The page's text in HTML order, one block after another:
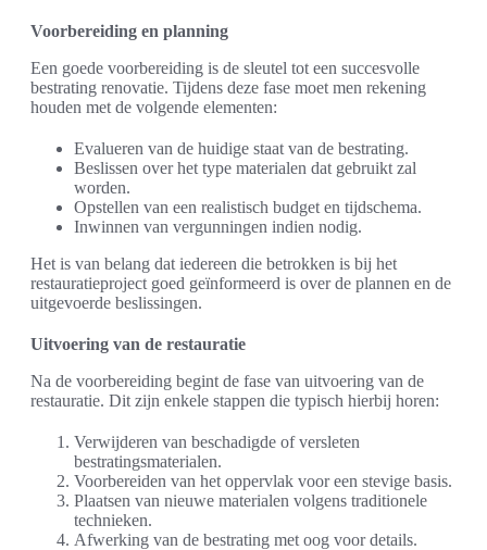
Voorbereiding en planning
Een goede voorbereiding is de sleutel tot een succesvolle
bestrating renovatie. Tijdens deze fase moet men rekening
houden met de volgende elementen:
Evalueren van de huidige staat van de bestrating.
Beslissen over het type materialen dat gebruikt zal
worden.
Opstellen van een realistisch budget en tijdschema.
Inwinnen van vergunningen indien nodig.
Het is van belang dat iedereen die betrokken is bij het
restauratieproject goed geïnformeerd is over de plannen en de
uitgevoerde beslissingen.
Uitvoering van de restauratie
Na de voorbereiding begint de fase van uitvoering van de
restauratie. Dit zijn enkele stappen die typisch hierbij horen:
Verwijderen van beschadigde of versleten
bestratingsmaterialen.
Voorbereiden van het oppervlak voor een stevige basis.
Plaatsen van nieuwe materialen volgens traditionele
technieken.
Afwerking van de bestrating met oog voor details.